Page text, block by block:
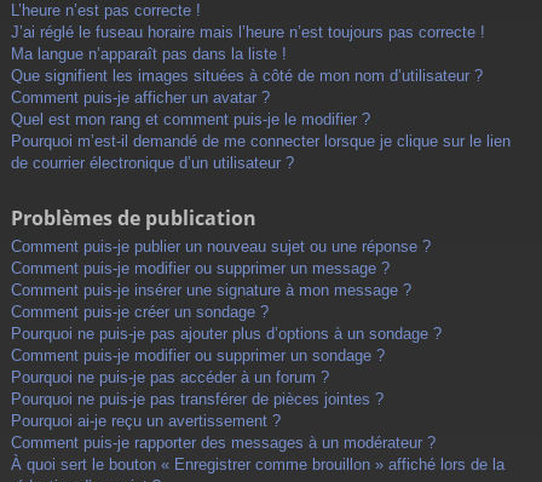
L’heure n’est pas correcte !
J’ai réglé le fuseau horaire mais l’heure n’est toujours pas correcte !
Ma langue n’apparaît pas dans la liste !
Que signifient les images situées à côté de mon nom d’utilisateur ?
Comment puis-je afficher un avatar ?
Quel est mon rang et comment puis-je le modifier ?
Pourquoi m’est-il demandé de me connecter lorsque je clique sur le lien
de courrier électronique d’un utilisateur ?
Problèmes de publication
Comment puis-je publier un nouveau sujet ou une réponse ?
Comment puis-je modifier ou supprimer un message ?
Comment puis-je insérer une signature à mon message ?
Comment puis-je créer un sondage ?
Pourquoi ne puis-je pas ajouter plus d’options à un sondage ?
Comment puis-je modifier ou supprimer un sondage ?
Pourquoi ne puis-je pas accéder à un forum ?
Pourquoi ne puis-je pas transférer de pièces jointes ?
Pourquoi ai-je reçu un avertissement ?
Comment puis-je rapporter des messages à un modérateur ?
À quoi sert le bouton « Enregistrer comme brouillon » affiché lors de la